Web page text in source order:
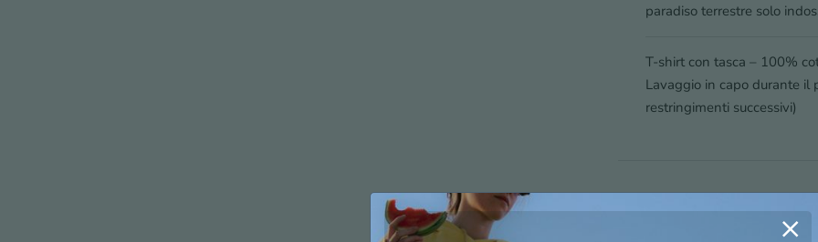
paradiso terrestre solo
T-shirt con tasca – 100%
Lavaggio in capo durante il
restringimenti successivi)
Spedizioni, resi e